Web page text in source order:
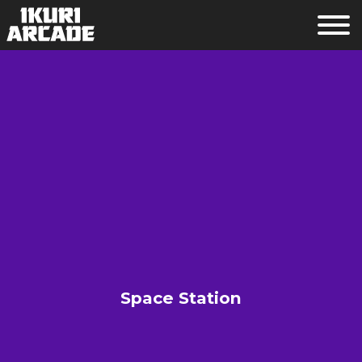
Space Station